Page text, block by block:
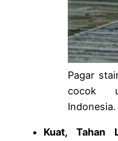
Pagar
cocok
Indonesia.
Kuat, Tahan